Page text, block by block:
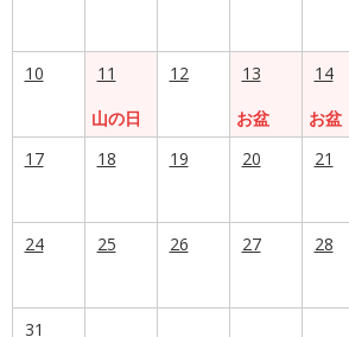
10
11
山の日
12
13
お盆
14
お盆
17
18 19 20 21
24 25 26 27 28
31